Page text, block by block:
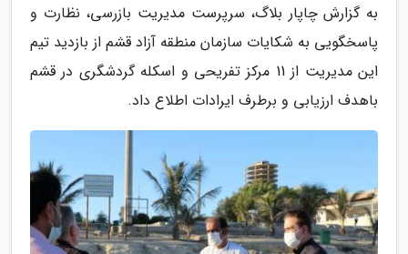
به گزارش چاپار بلاگ، سرپرست مدیریت بازرسی، نظارت و
پاسخگویی به شکایات سازمان منطقه آزاد قشم از بازدید تیم
این مدیریت از 11 مرکز تفریحی و اسکله گردشگری در قشم
باهدف ارزیابی و برطرف ایرادات اطلاع داد.